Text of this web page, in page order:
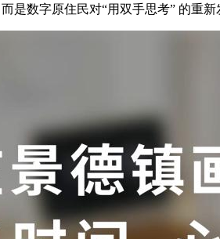
是数字原住民对“用双手思考” 的重